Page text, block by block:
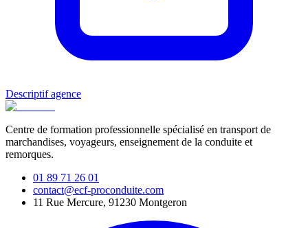
Descriptif agence
Centre de formation professionnelle spécialisé en transport de
marchandises, voyageurs, enseignement de la conduite et
remorques.
01 89 71 26 01
contact@ecf-proconduite.com
11 Rue Mercure, 91230 Montgeron